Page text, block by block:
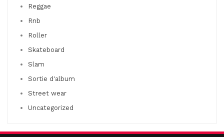
Reggae
Rnb
Roller
Skateboard
Slam
Sortie d'album
Street wear
Uncategorized